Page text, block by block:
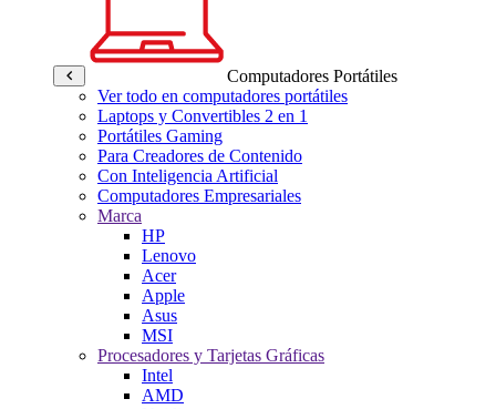
Computadores Portátiles
Ver todo en computadores portátiles
Laptops y Convertibles 2 en 1
Portátiles Gaming
Para Creadores de Contenido
Con Inteligencia Artificial
Computadores Empresariales
Marca
HP
Lenovo
Acer
Apple
Asus
MSI
Procesadores y Tarjetas Gráficas
Intel
AMD